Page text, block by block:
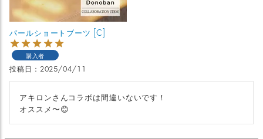
パールショートブーツ [C]
購入者
投稿日 2025/04/11
アキロンさんコラボは間違いないです！
オススメ〜😊